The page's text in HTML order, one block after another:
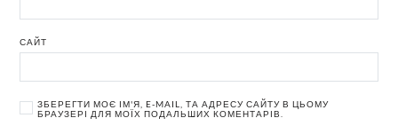
САЙТ
ЗБЕРЕГТИ МОЄ ІМ'Я, E-MAIL, ТА АДРЕСУ САЙТУ В ЦЬОМУ
БРАУЗЕРІ ДЛЯ МОЇХ ПОДАЛЬШИХ КОМЕНТАРІВ.